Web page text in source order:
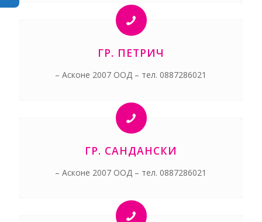
ГР. ПЕТРИЧ
– Асконе 2007 ООД – тел. 0887286021
ГР. САНДАНСКИ
– Асконе 2007 ООД – тел. 0887286021